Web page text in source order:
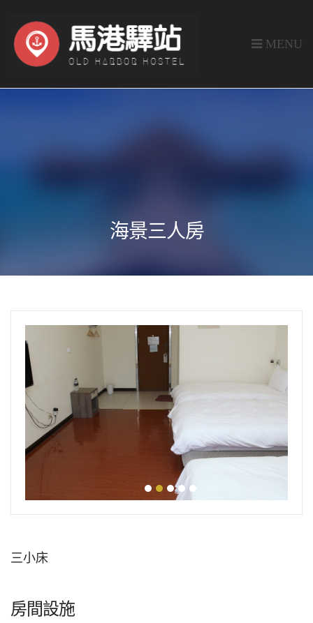
MENU
海景三人房
三小床
房間設施